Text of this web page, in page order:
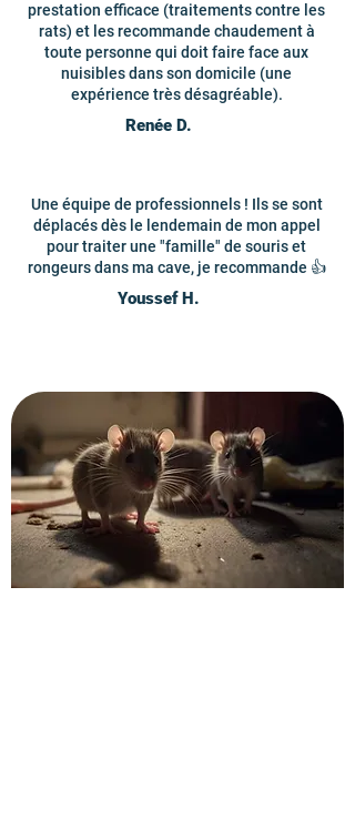
prestation efficace (traitements contre les
rats) et les recommande chaudement à
toute personne qui doit faire face aux
nuisibles dans son domicile (une
expérience très désagréable).
Renée D.
Une équipe de professionnels ! Ils se sont
déplacés dès le lendemain de mon appel
pour traiter une "famille" de souris et
rongeurs dans ma cave, je recommande 👍
Youssef H.